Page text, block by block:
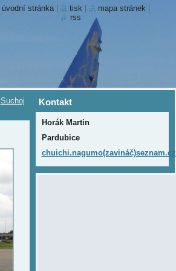
Suchoj
Kontakt
Horák Martin
Pardubice
chuichi.nagumo(zavináč)seznam.cz
úvodní stránka tisk mapa stránek
rss